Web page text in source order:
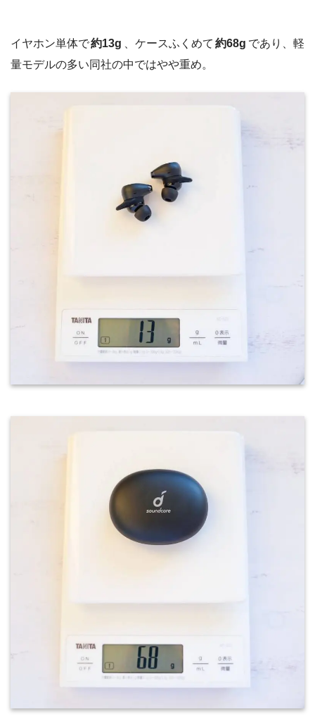
イヤホン単体で約13g 、ケースふくめて 約68g であり、軽
量モデルの多い同社の中ではやや重め。